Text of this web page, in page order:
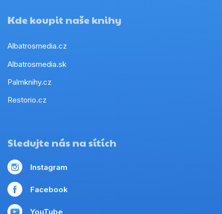
Kde koupit naše knihy
Albatrosmedia.cz
Albatrosmedia.sk
Palmknihy.cz
Restorio.cz
Sledujte nás na sítích
Instagram
Facebook
YouTube